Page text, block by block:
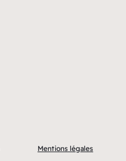
Mentions légales